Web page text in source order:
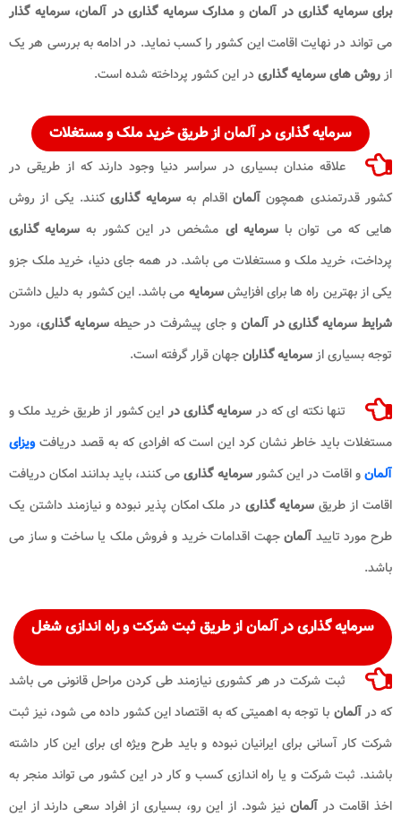
برای سرمایه گذاری در آلمانو مدارک سرمایه گذاری در آلمان، سرمایه گذار
می تواند در نهایت اقامت این کشور را کسب نماید. در ادامه به بررسی هر یک
ازروش هایسرمایه گذاریدراین کشور پرداخته شده است.
سرمایه گذاری در آلماناز طریق خرید ملک و مستغلات
علاقه مندان بسیاری در سراسر دنیا وجود دارند که از طریقی در
کشور قدرتمندی همچونآلمان اقدام بهسرمایه گذاریکنند. یکی از روش
هایی که می توان با سرمایه ای مشخص در این کشور بهسرمایه گذاری
پرداخت، خرید ملک و مستغلات می باشد. در همه جای دنیا، خرید ملک جزو
یکی از بهترین راه ها برای افزایشسرمایه می باشد. این کشور به دلیل داشتن
شرایط سرمایه گذاری در آلمان​ و جای پیشرفت در حیطهسرمایه گذاری، مورد
توجه بسیاری ازسرمایه گذارانجهان قرار گرفته است.
تنها نکته ای که در سرمایه گذاری دراین کشور از طریق خرید ملک و
مستغلات باید خاطر نشان کرد این است که افرادی که به قصد دریافتویزای
آلمانو اقامت در این کشورسرمایه گذاریمی کنند، باید بدانند امکان دریافت
اقامت از طریق سرمایه گذاریدر ملک امکان پذیر نبوده و نیازمند داشتن یک
طرح مورد تایید آلمانجهت اقدامات خرید و فروش ملک یا ساخت و ساز می
باشد.
سرمایه گذاری در آلماناز طریق ثبت شرکت و راه اندازی شغل
ثبت شرکت در هر کشوری نیازمند طی کردن مراحل قانونی می باشد
که درآلمان با توجه به اهمیتی که به اقتصاد این کشور داده می شود، نیز ثبت
شرکت کار آسانی برای ایرانیان نبوده و باید طرح ویژه ای برای این کار داشته
باشند. ثبت شرکت و یا راه اندازی کسب و کار در این کشور می تواند منجر به
اخذ اقامت در آلمان نیز شود. از این رو، بسیاری از افراد سعی دارند از این